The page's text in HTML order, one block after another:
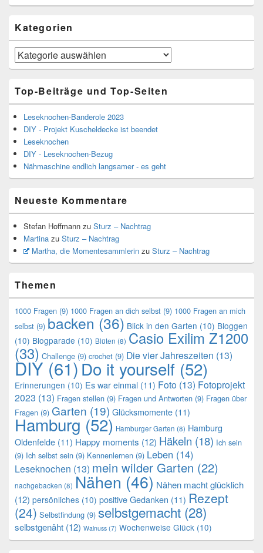
Kategorien
Kategorien
Top-Beiträge und Top-Seiten
Leseknochen-Banderole 2023
DIY - Projekt Kuscheldecke ist beendet
Leseknochen
DIY - Leseknochen-Bezug
Nähmaschine endlich langsamer - es geht
Neueste Kommentare
Stefan Hoffmann zu Sturz – Nachtrag
Martina zu Sturz – Nachtrag
Martha, die Momentesammlerinzu Sturz – Nachtrag
Themen
1000 Fragen (9) 1000 Fragen an dich selbst (9) 1000 Fragen an mich
selbst (9) backen (36) Blick in den Garten (10) Bloggen
(10) Blogparade (10) Blüten (8) Casio Exilim Z1200
(33) Challenge (9) crochet (9) Die vier Jahreszeiten (13)
DIY (61)Do it yourself (52)
Erinnerungen (10) Es war einmal (11) Foto (13) Fotoprojekt
2023 (13) Fragen stellen (9) Fragen und Antworten (9) Fragen über
Fragen (9) Garten (19) Glücksmomente (11)
Hamburg (52) Hamburger Garten (8) Hamburg
Oldenfelde (11) Happy moments (12) Häkeln (18) Ich sein
(9) Ich selbst sein (9) Kennenlernen (9) Leben (14)
Leseknochen (13) mein wilder Garten (22)
nachgebacken (8) Nähen (46) Nähen macht glücklich
(12) persönliches (10) positive Gedanken (11) Rezept
(24) Selbstfindung (9) selbstgemacht (28)
selbstgenäht (12) Walnuss (7) Wochenweise Glück (10)